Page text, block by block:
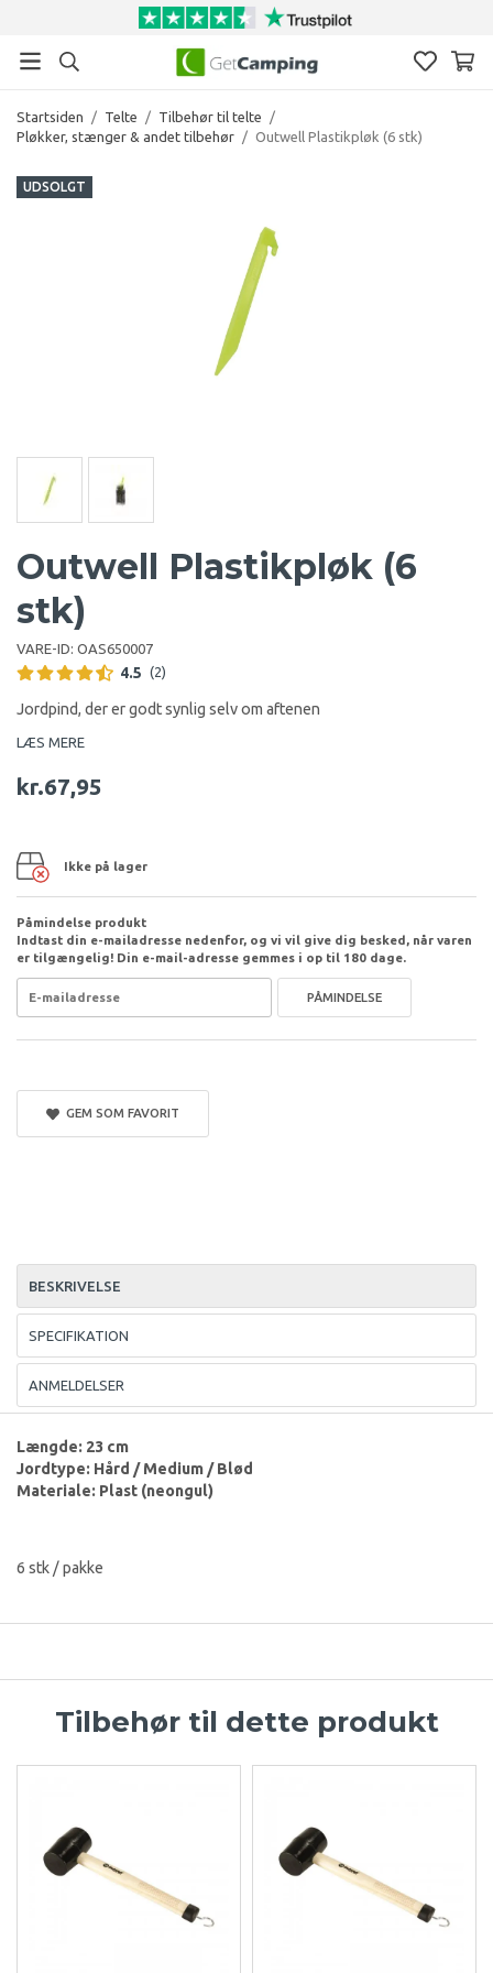
Startsiden / Telte / Tilbehør til telte
/
Pløkker, stænger & andet tilbehør / Outwell Plastikpløk (6 stk)
UDSOLGT
Outwell Plastikpløk (6
stk)
VARE-ID: OAS650007
4.5 (2)
Jordpind, der er godt synlig selv om aftenen
LÆS MERE
kr.67,95
Ikke på lager
Påmindelse produkt
Indtast din e-mailadresse nedenfor, og vi vil give dig besked, når varen
er tilgængelig! Din e-mail-adresse gemmes i op til 180 dage.
PÅMINDELSE
GEM SOM FAVORIT
BESKRIVELSE
SPECIFIKATION
ANMELDELSER
Længde: 23 cm
Jordtype: Hård / Medium / Blød
Materiale: Plast (neongul)
6 stk / pakke
Tilbehør til dette produkt